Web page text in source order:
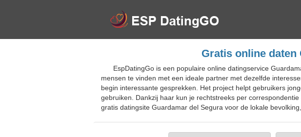
Gratis online daten
EspDatingGo is een populaire online datingservice
mensen te vinden met een ideale partner met dezelfde
begin interessante gesprekken. Het project helpt gebruikers
gebruiken. Dankzij haar kun je rechtstreeks per
gratis datingsite Guardamar del Segura voor de lokale